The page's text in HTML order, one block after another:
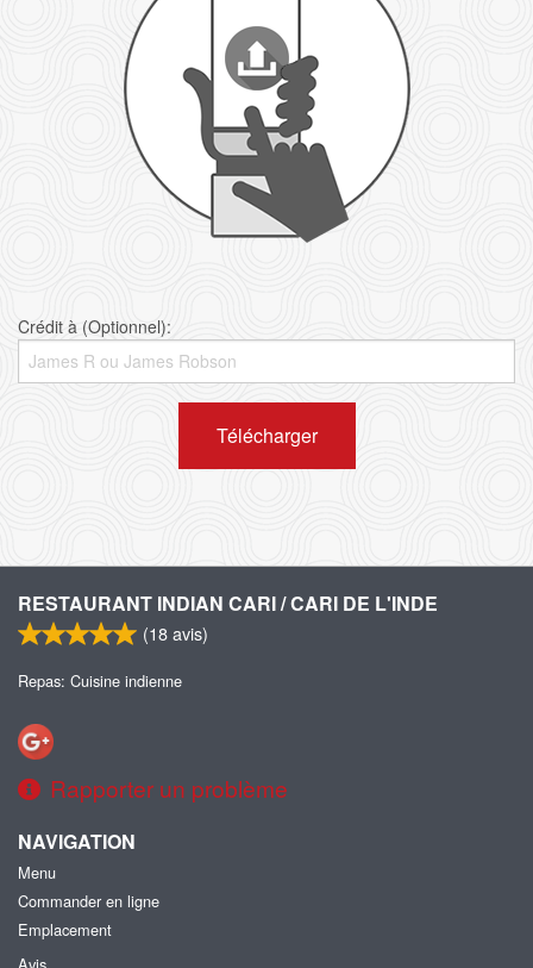
Crédit à (Optionnel):
Télécharger
RESTAURANT INDIAN CARI / CARI DE L'INDE
(18avis)
Repas: Cuisine indienne
Rapporter un problème
NAVIGATION
Menu
Commander en ligne
Emplacement